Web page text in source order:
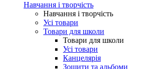
Навчання і творчість
Навчання і творчість
Усі товари
Товари для школи
Товари для школи
Усі товари
Канцелярія
Зошити та альбоми